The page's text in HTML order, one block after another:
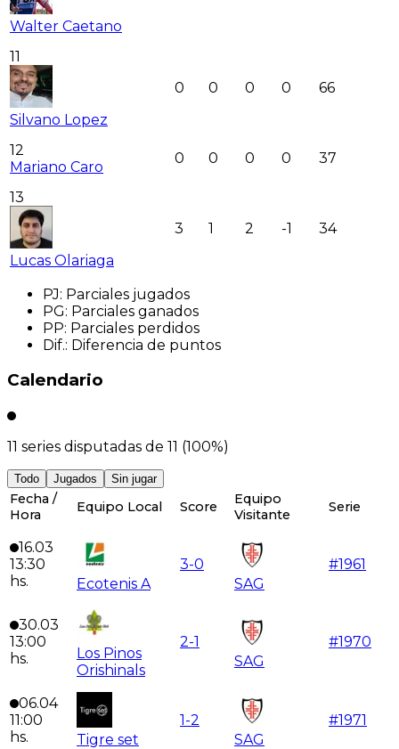
Walter Caetano
11
Silvano Lopez
0 0 0 0 66
12
Mariano Caro
0 0 0 0 37
13
Lucas Olariaga
3 1 2 -1 34
PJ: Parciales jugados
PG: Parciales ganados
PP: Parciales perdidos
Dif.: Diferencia de puntos
Calendario
11 series disputadas de 11 (100%)
Todo Jugados Sin jugar
Fecha /
Hora
Equipo Local Score
Equipo
Visitante
Serie
16.03
13:30
hs.
Ecotenis A
3-0
SAG
#1961
30.03
13:00
hs.
Los Pinos
Orishinals
2-1
SAG
#1970
06.04
11:00
hs.
Tigre set
1-2
SAG
#1971